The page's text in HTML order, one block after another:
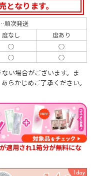
なります。
順次発送
度なし
度あり
○
○
○ ○
い場合がございます。ま
らかじめご了承ください。
適用され1箱分が無料にな